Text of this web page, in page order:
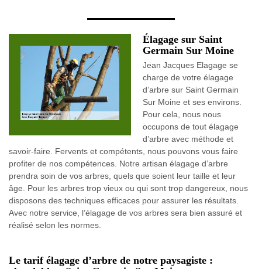
Élagage sur Saint
Germain Sur Moine
Jean Jacques Elagage se
charge de votre élagage
d’arbre sur Saint Germain
Sur Moine et ses environs.
Pour cela, nous nous
occupons de tout élagage
d’arbre avec méthode et
savoir-faire. Fervents et compétents, nous pouvons vous faire
profiter de nos compétences. Notre artisan élagage d’arbre
prendra soin de vos arbres, quels que soient leur taille et leur
âge. Pour les arbres trop vieux ou qui sont trop dangereux, nous
disposons des techniques efficaces pour assurer les résultats.
Avec notre service, l’élagage de vos arbres sera bien assuré et
réalisé selon les normes.
Le tarif élagage d’arbre de notre paysagiste :